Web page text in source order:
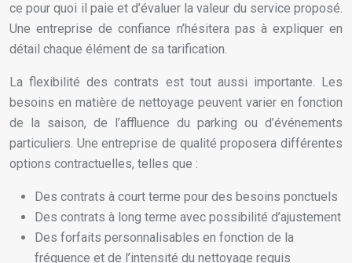
ce pour quoi il paie et d’évaluer la valeur du service proposé.
Une entreprise de confiance n’hésitera pas à expliquer en
détail chaque élément de sa tarification.
La flexibilité des contrats est tout aussi importante. Les
besoins en matière de nettoyage peuvent varier en fonction
de la saison, de l’affluence du parking ou d’événements
particuliers. Une entreprise de qualité proposera différentes
options contractuelles, telles que :
Des contrats à court terme pour des besoins ponctuels
Des contrats à long terme avec possibilité d’ajustement
Des forfaits personnalisables en fonction de la
fréquence et de l’intensité du nettoyage requis